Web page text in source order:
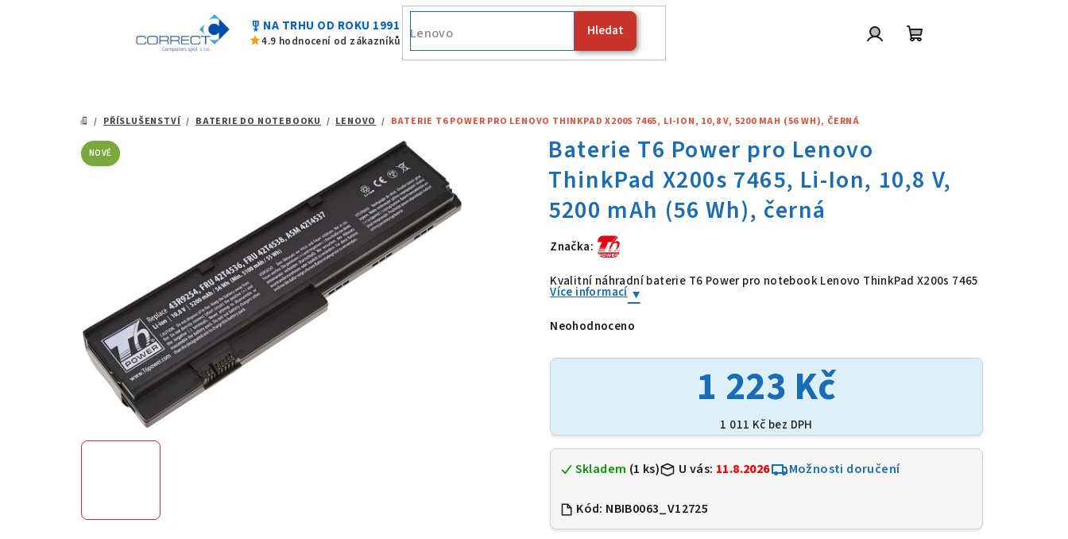
military_tech NA TRHU OD ROKU 1991
star4.9 hodnocení od zákazníků
Hledat
Fujitsu
DOMŮ
/ PŘÍSLUŠENSTVÍ / BATERIE DO NOTEBOOKU / LENOVO / BATERIE T6 POWER PRO LENOVO THINKPAD X200S 7465, LI-ION, 10,8 V, 5200 MAH (56 WH), ČERNÁ
Značka:
Baterie T6 Power pro Lenovo ThinkPad
Kvalitní náhradní baterie T6 Power pro notebook Lenovo ThinkPad X200s 7465
Více informací
Průměrné
produktu
je
Neohodnoceno
1 223 Kč
1 011 Kč bez DPH
Skladem (1 ks) U vás: 11.8.2026 Možnosti doručení
Kód: NBIB0063_V12725
NOVÉ
hvězdiček.